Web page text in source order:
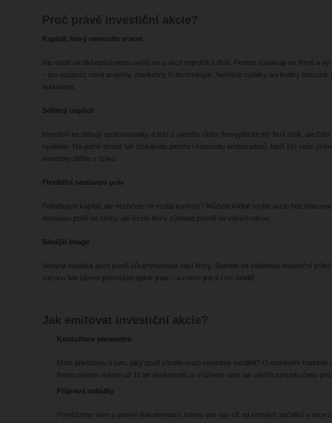
Proč právě investiční akcie?
Kapitál, který nemusíte vracet
Na rozdíl od dluhopisů nebo úvěrů se u akcií nejedná o dluh. Peníze zůstávají ve firmě a
– pro expanzi, nové projekty, marketing či technologie. Neřešíte splátky ani krátký
budoucna.
Sdílený úspěch
Investoři se stávají spoluvlastníky a těží z vašeho růstu. Nevyplácíte jim fixní úrok, ale
vyděláte. Na jedné straně tak získáváte peníze i komunitu ambasadorů, kteří šíří vaše
investory dělíte o riziko.
Flexibilní nastavení práv
Potřebujete kapitál, ale nechcete se vzdát kontroly? Můžete klidně vydat akcie bez
dostanou podíl na zisku, ale řízení firmy zůstane pevně ve vašich rukou.
Silnější image
Veřejná nabídka akcií posílí důvěryhodnost vaší firmy. Stanete se viditelnou investiční
začnou lidé rázem přemýšlet úplně jinak – a mimo jiné jí i víc fandit!
Jak emitovat investiční akcie?
Konzultace parametrů
Máte představu o tom, jaký podíl chcete mezi investory rozdělit? O nominální
financováním máme už 11 let zkušeností, a můžeme vám tak ušetřit spoustu času
Příprava nabídky
Pomůžeme vám s právní dokumentací, kterou pro nás už od samých začátků v